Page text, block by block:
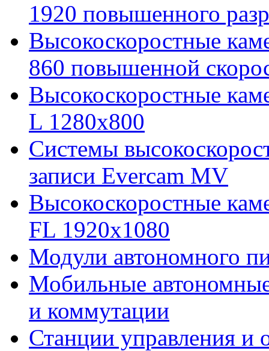
1920 повышенного
Высокоскоростные
860 повышенной
Высокоскоростные
L 1280x800
Cистемы
записи Evercam MV
Высокоскоростные
FL 1920x1080
Модули автономного
Мобильные
и коммутации
Станции управления и